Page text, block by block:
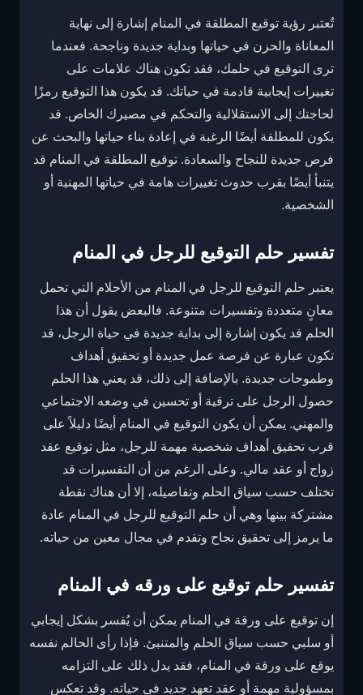
تُعتبر رؤية توقيع المطلقة في المنام إشارة إلى نهاية
المعاناة والحزن في حياتها وبداية جديدة وناجحة. فعندما
ترى التوقيع في حلمك، فقد تكون هناك علامات على
تغييرات إيجابية قادمة في حياتك. قد يكون هذا التوقيع رمزًا
لحاجتك إلى الاستقلالية والتحكم في مصيرك الخاص. قد
يكون للمطلقة أيضًا الرغبة في إعادة بناء حياتها والبحث عن
فرص جديدة للنجاح والسعادة. توقيع المطلقة في المنام قد
يتنبأ أيضًا بقرب حدوث تغييرات هامة في حياتها المهنية أو
الشخصية.
تفسير حلم التوقيع للرجل في المنام
يعتبر حلم التوقيع للرجل في المنام من الأحلام التي تحمل
معانٍ متعددة وتفسيرات متنوعة. فالبعض يقول أن هذا
الحلم قد يكون إشارة إلى بداية جديدة في حياة الرجل، قد
تكون عبارة عن فرصة عمل جديدة أو تحقيق أهداف
وطموحات جديدة. بالإضافة إلى ذلك، قد يعني هذا الحلم
حصول الرجل على ترقية أو تحسين في وضعه الاجتماعي
والمهني. يمكن أن يكون التوقيع في المنام أيضًا دليلاً على
قرب تحقيق أهداف شخصية مهمة للرجل، مثل توقيع عقد
زواج أو عقد مالي. وعلى الرغم من أن التفسيرات قد
تختلف حسب سياق الحلم وتفاصيله، إلا أن هناك نقطة
مشتركة بينها وهي أن حلم التوقيع للرجل في المنام عادة
ما يرمز إلى تحقيق نجاح وتقدم في مجال معين من حياته.
تفسير حلم توقيع على ورقه في المنام
إن توقيع على ورقة في المنام يمكن أن يُفسر بشكل إيجابي
أو سلبي حسب سياق الحلم والمتنبئ. فإذا رأى الحالم نفسه
يوقع على ورقة في المنام، فقد يدل ذلك على التزامه
بمسؤولية مهمة أو عقد تعهد جديد في حياته. وقد تعكس